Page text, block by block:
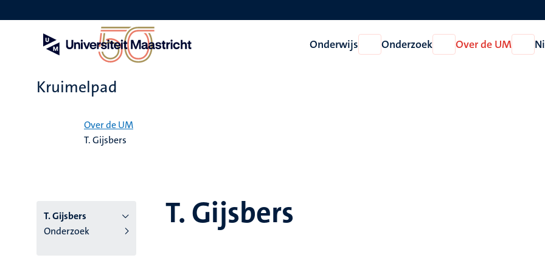
en
Onderwijs
Open
Onderwijs
Onderzoek
Open
Onderzoek
Over de UM
Open
Over
Kruimelpad
Over de UM
T. Gijsbers
T. Gijsbers
Onderzoek
T. Gijsbers